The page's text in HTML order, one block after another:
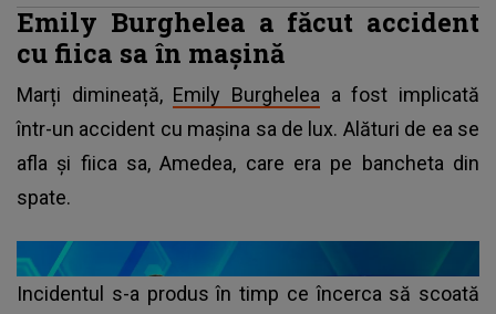
Emily Burghelea a făcut accident
cu fiica sa în mașină
Marți dimineață, Emily Burghelea a fost implicată
într-un accident cu mașina sa de lux. Alături de ea se
afla și fiica sa, Amedea, care era pe bancheta din
spate.
Incidentul s-a produs în timp ce încerca să scoată